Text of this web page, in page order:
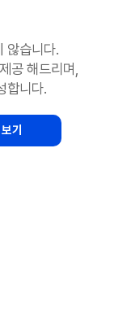
않습니다.
공 해드리며,
합니다.
기